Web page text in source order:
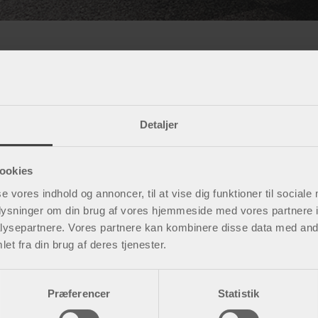
Detaljer
vores indhold og annoncer, til at vise dig funktioner til sociale
om din brug af vores hjemmeside med vores partnere
Vores partnere kan kombinere disse data med
fra din brug af deres tjenester.
Præferencer Statistik
ved lyskebrok
sig som en blød, synlig bule i huden nær
tilbage og forsvinder normalt, når man
giver lyskebrok et let ubehag med en følelse af
fornemmelse og kan også give lidt smerte i
Smerten og udbulingen kan ofte blive værre, når